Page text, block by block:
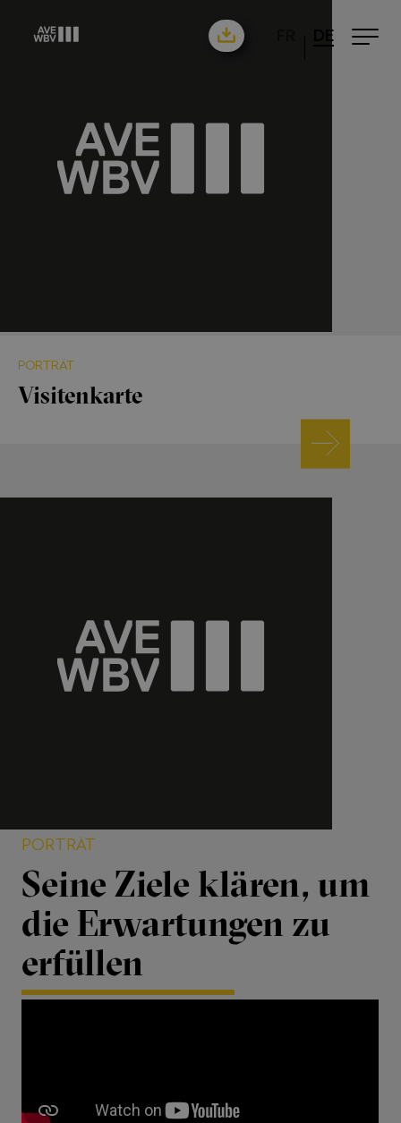
DE
PORTRÄT
Visitenkarte
PORTRÄT
Seine Ziele klären, um
die Erwartungen zu
erfüllen